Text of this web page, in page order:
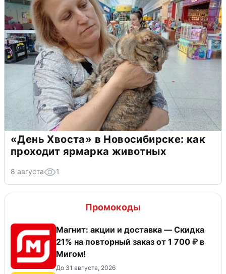
«День Хвоста» в Новосибирске: как
проходит ярмарка животных
8 августа 1
Промокоды
Магнит: акции и доставка — Скидка
21% на повторный заказ от 1 700 ₽ в
Мигом!
До 31 августа, 2026